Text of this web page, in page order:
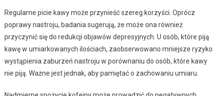
Regularne picie kawy może przynieść szereg korzyści. Oprócz
poprawy nastroju, badania sugerują, że może ona również
przyczynić się do redukcji objawów depresyjnych. U osób, które piją
kawę w umiarkowanych ilościach, zaobserwowano mniejsze ryzyko
wystąpienia zaburzeń nastroju w porównaniu do osób, które kawy
nie piją. Ważne jest jednak, aby pamiętać o zachowaniu umiaru.